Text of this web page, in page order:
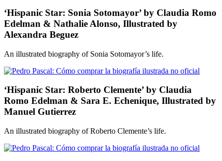
‘Hispanic Star: Sonia Sotomayor’ by Claudia Romo
Edelman & Nathalie Alonso, Illustrated by
Alexandra Beguez
An illustrated biography of Sonia Sotomayor’s life.
‘Hispanic Star: Roberto Clemente’ by Claudia
Romo Edelman & Sara E. Echenique, Illustrated by
Manuel Gutierrez
An illustrated biography of Roberto Clemente’s life.